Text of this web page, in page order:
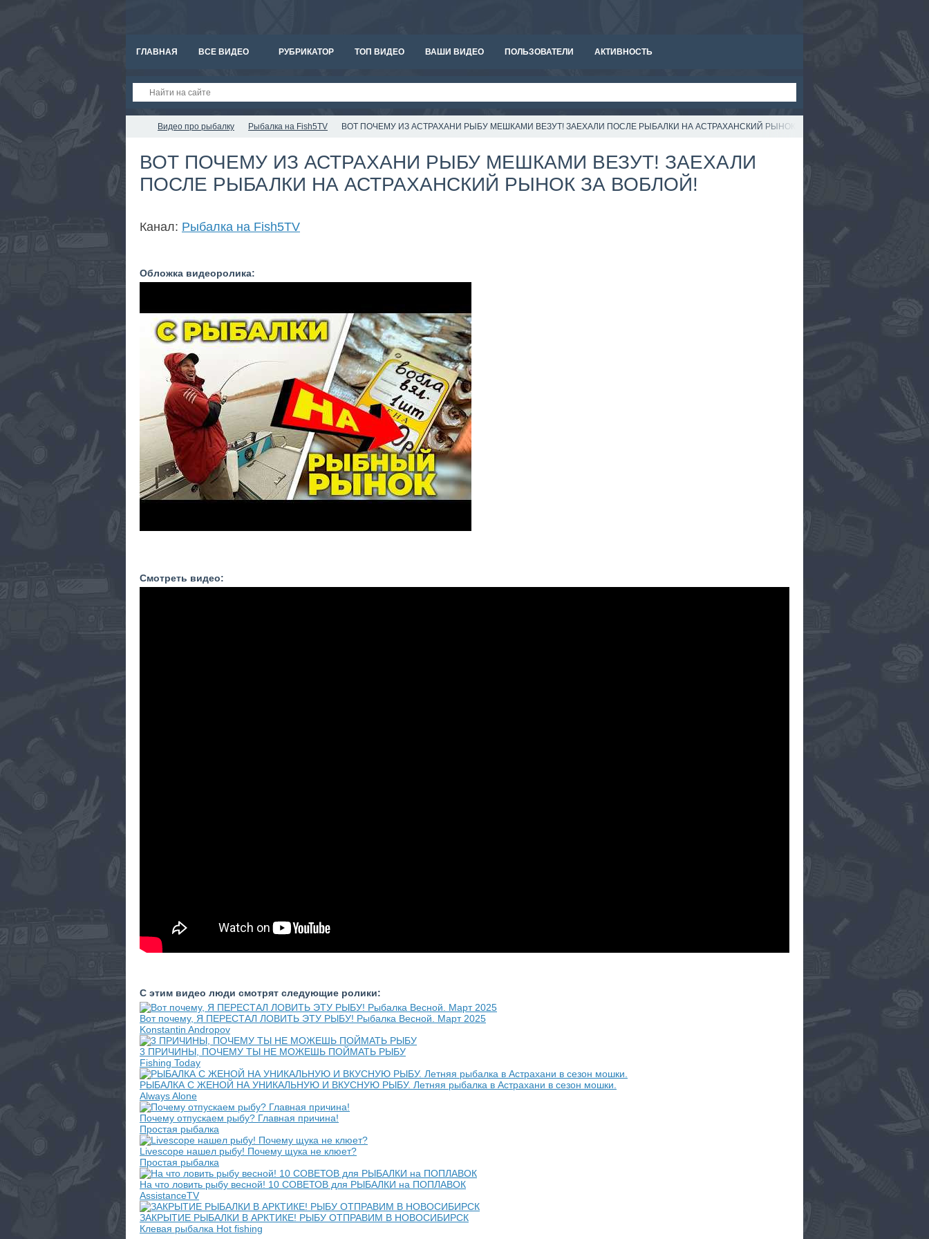
ГЛАВНАЯ ВСЕ ВИДЕО РУБРИКАТОР ТОП ВИДЕО ВАШИ ВИДЕО ПОЛЬЗОВАТЕЛИ АКТИВНОСТЬ
Видео про рыбалку Рыбалка на Fish5TV ВОТ ПОЧЕМУ ИЗ АСТРАХАНИ РЫБУ МЕШКАМИ ВЕЗУТ! ЗАЕХАЛИ ПОСЛЕ РЫБАЛКИ НА АСТРАХАНСКИЙ РЫНОК ЗА ВОБЛОЙ!
ВОТ ПОЧЕМУ ИЗ АСТРАХАНИ РЫБУ МЕШКАМИ ВЕЗУТ! ЗАЕХАЛИ
ПОСЛЕ РЫБАЛКИ НА АСТРАХАНСКИЙ РЫНОК ЗА ВОБЛОЙ!
Канал: Рыбалка на Fish5TV
Обложка видеоролика:
Смотреть видео:
С этим видео люди смотрят следующие ролики:
Вот почему, Я ПЕРЕСТАЛ ЛОВИТЬ ЭТУ РЫБУ! Рыбалка Весной. Март 2025
Konstantin Andropov
3 ПРИЧИНЫ, ПОЧЕМУ ТЫ НЕ МОЖЕШЬ ПОЙМАТЬ РЫБУ
Fishing Today
РЫБАЛКА С ЖЕНОЙ НА УНИКАЛЬНУЮ И ВКУСНУЮ РЫБУ. Летняя рыбалка в Астрахани в сезон мошки.
Always Alone
Почему отпускаем рыбу? Главная причина!
Простая рыбалка
Livescope нашел рыбу! Почему щука не клюет?
Простая рыбалка
На что ловить рыбу весной! 10 СОВЕТОВ для РЫБАЛКИ на ПОПЛАВОК
AssistanceTV
ЗАКРЫТИЕ РЫБАЛКИ В АРКТИКЕ! РЫБУ ОТПРАВИМ В НОВОСИБИРСК
Клевая рыбалка Hot fishing